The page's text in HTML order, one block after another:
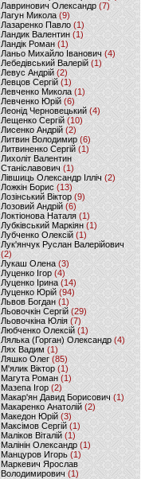
Лавринович Олександр(7)
Лагун Микола(9)
Лазаренко Павло (1)
Ландик Валентин (1)
Ландік Роман (1)
Ланьо Михайло Іванович(4)
Лебедівський Валерій(1)
Левус Андрій(2)
Левцов Сергій (1)
Левченко Микола (1)
Левченко Юрій (6)
Леонід Черновецький (4)
Лещенко Сергій (10)
Лисенко Андрій (2)
Литвин Володимир (6)
Литвиненко Сергій (1)
Лихоліт Валентин
Станіславович (1)
Лівшиць Олександр Ілліч (2)
Ложкін Борис(13)
Лозінський Віктор(9)
Лозовий Андрій (6)
Локтіонова Наталя (1)
Лубківський Маркіян(1)
Лубченко Олексій (1)
Лук'янчук Руслан Валерійович
(2)
Лукаш Олена (3)
Луценко Ігор (4)
Луценко Ірина (14)
Луценко Юрій (94)
Львов Богдан (1)
Льовочкін Сергій (29)
Льовочкіна Юлія(7)
Любченко Олексій(1)
Лялька (Горган) Олександр(4)
Лях Вадим (1)
Ляшко Олег (85)
М'ялик Віктор(1)
Магута Роман(1)
Мазепа Ігор (2)
Макар'ян Давид Борисович(1)
Макаренко Анатолій (2)
Македон Юрій(3)
Максімов Сергій (1)
Маліков Віталій (1)
Малінін Олександр (1)
Манцуров Игорь (1)
Маркевич Ярослав
Володимирович (1)